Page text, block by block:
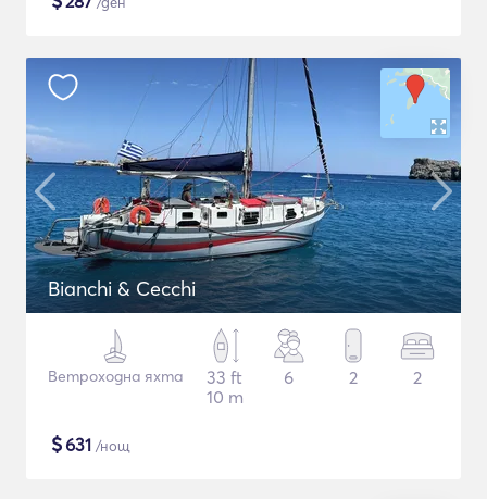
Bianchi & Cecchi
Ветроходна яхта
33 ft
10 m
6 2 2
$631 /нощ